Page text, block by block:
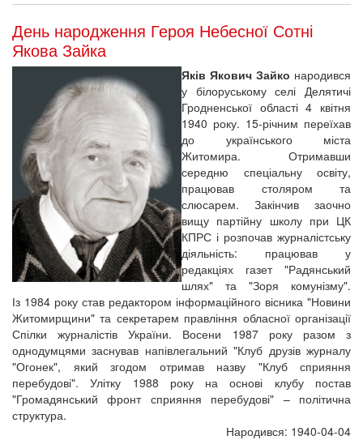
День народження Героя Небесної Сотні
Якова Зайка
Яків Якович Зайко народився
у білоруському селі Делятичі
Гродненської області 4 квітня
1940 року. 15-річним переїхав
до українського міста
Житомира. Отримавши
середню спеціальну освіту,
працював столяром та
слюсарем. Закінчив заочно
вищу партійну школу при ЦК
КПРС і розпочав журналістську
діяльність: працював у
редакціях газет "Радянський
шлях" та "Зоря комунізму".
Із 1984 року став редактором інформаційного вісника "Новини
Житомирщини" та секретарем правління обласної організації
Спілки журналістів України. Восени 1987 року разом з
однодумцями заснував напівлегальний "Клуб друзів журналу
"Огонек", який згодом отримав назву "Клуб сприяння
перебудові". Улітку 1988 року на основі клубу постав
"Громадянський фронт сприяння перебудові" – політична
структура.
Народився: 1940-04-04